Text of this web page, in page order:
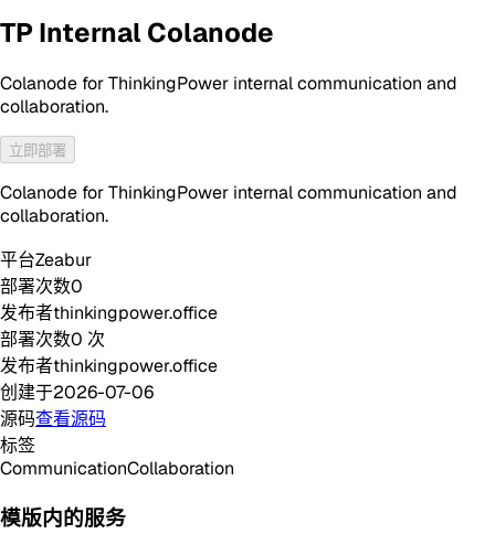
TP Internal Colanode
Colanode for ThinkingPower internal communication and
collaboration.
立即部署
Colanode for ThinkingPower internal communication and
collaboration.
平台Zeabur
部署次数0
发布者thinkingpower.office
部署次数0 次
发布者thinkingpower.office
创建于2026-07-06
源码查看源码
标签
CommunicationCollaboration
模版内的服务